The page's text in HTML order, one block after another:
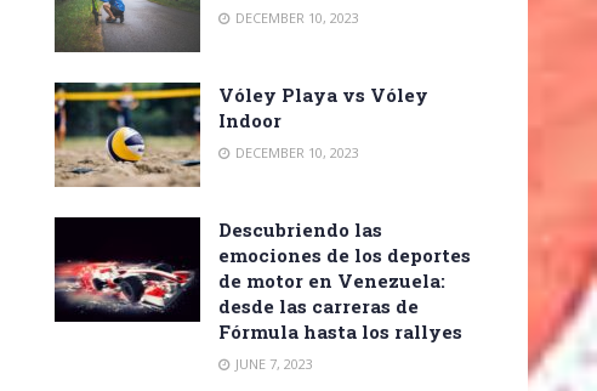
DECEMBER 10, 2023
Vóley Playa vs Vóley
Indoor
DECEMBER 10, 2023
Descubriendo las
emociones de los deportes
de motor en Venezuela:
desde las carreras de
Fórmula hasta los rallyes
JUNE 7, 2023